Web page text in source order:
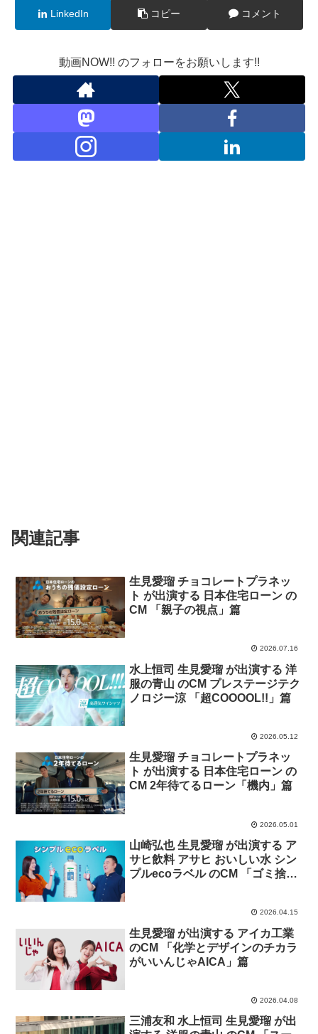
LinkedIn コピー コメント
動画NOW!! のフォローをお願いします!!
関連記事
生見愛瑠 チョコレートプラネッ
ト が出演する 日本住宅ローン の
CM 「親子の視点」篇
2026.07.16
水上恒司 生見愛瑠 が出演する 洋
服の青山 のCM プレステージテク
ノロジー涼 「超COOOOL!!」篇
2026.05.12
生見愛瑠 チョコレートプラネッ
ト が出演する 日本住宅ローン の
CM 2年待てるローン「機内」篇
2026.05.01
山崎弘也 生見愛瑠 が出演する ア
サヒ飲料 アサヒ おいしい水 シン
プルecoラベル のCM 「ゴミ捨て
2026.04.15
生見愛瑠 が出演する アイカ工業
のCM 「化学とデザインのチカラ
がいいんじゃAICA」篇
2026.04.08
三浦友和 水上恒司 生見愛瑠 が出